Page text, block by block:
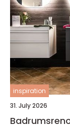
inspiration
31. July 2026